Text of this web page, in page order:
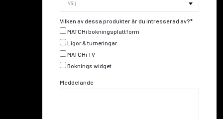
Vilken av dessa produkter är du intresserad av?*
MATCHi bokningsplattform
Ligor & turneringar
MATCHi TV
Boknings widget
Meddelande